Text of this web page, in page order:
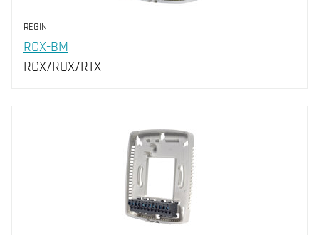
REGIN
RCX-BM
RCX/RUX/RTX